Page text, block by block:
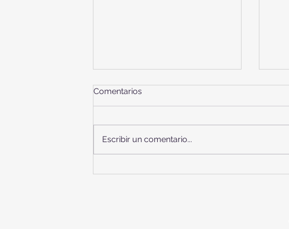
II DÍA DE LAS FAMILIAS
Comentarios
Escribir un comentario...